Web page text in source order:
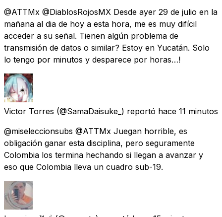
@ATTMx @DiablosRojosMX Desde ayer 29 de julio en la
mañana al dia de hoy a esta hora, me es muy difícil
acceder a su señal. Tienen algún problema de
transmisión de datos o similar? Estoy en Yucatán. Solo
lo tengo por minutos y desparece por horas…!
Victor Torres (@SamaDaisuke_) reportó hace 11 minutos
@miseleccionsubs @ATTMx Juegan horrible, es
obligación ganar esta disciplina, pero seguramente
Colombia los termina hechando si llegan a avanzar y
eso que Colombia lleva un cuadro sub-19.